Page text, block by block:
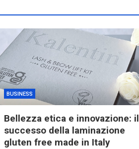
BUSINESS
Bellezza etica e innovazione: il
successo della laminazione
gluten free made in Italy